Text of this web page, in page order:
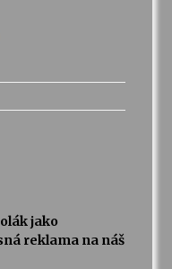
jako
reklama na náš